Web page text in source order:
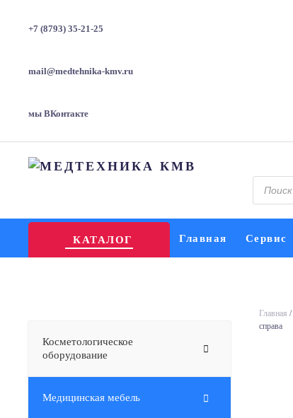
+7 (8793) 35-21-25
mail@medtehnika-kmv.ru
мы ВКонтакте
Поиск
товаров
КАТАЛОГ Главная Сервис
Главная /
справа
Косметологическое
оборудование
Медицинская мебель